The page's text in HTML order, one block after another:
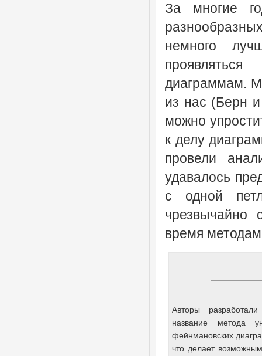
За многие
немного
диаграммам.
из нас (Берн
можно
к делу
провели
удавалось
с одной
чрезвычайно
время
Авторы
название метода
фейнмановских
что делает